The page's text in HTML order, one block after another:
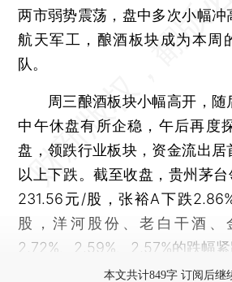
两市弱势震荡，盘中多次小幅冲
航天军工，酿酒板块成为本周
队。
周三酿酒板块小幅高开，随
中午休盘有所企稳，午后再度
盘，领跌行业板块，资金流出居
以上下跌。截至收盘，贵州茅
231.56元/股，张裕A下跌
股，洋河股份、老白干酒、
2.72%、2.59%、2.57%的跌幅紧
本文共计849字 订阅后继